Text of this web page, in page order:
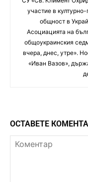
участие в
общност в
Асоциацията на
общоукраинския
вчера, днес, утре».
«Иван Вазов»,
ОСТАВЕТЕ